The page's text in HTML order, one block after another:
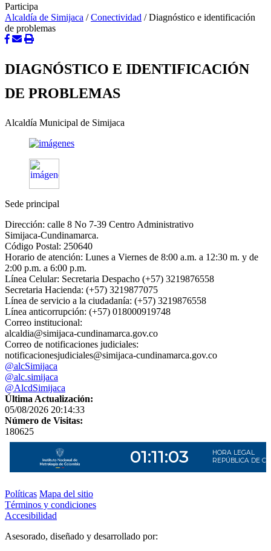
Participa
Alcaldía de Simijaca /Conectividad /Diagnóstico e identificación
de problemas
DIAGNÓSTICO E IDENTIFICACIÓN
DE PROBLEMAS
Alcaldía Municipal de Simijaca
Sede principal
Dirección: calle 8 No 7-39 Centro Administrativo
Simijaca-Cundinamarca.
Código Postal: 250640
Horario de atención: Lunes a Viernes de 8:00 a.m. a 12:30 m. y de
2:00 p.m. a 6:00 p.m.
Línea Celular: Secretaria Despacho (+57) 3219876558
Secretaria Hacienda: (+57) 3219877075
Línea de servicio a la ciudadanía: (+57) 3219876558
Línea anticorrupción: (+57) 018000919748
Correo institucional:
alcaldia@simijaca-cundinamarca.gov.co
Correo de notificaciones judiciales:
notificacionesjudiciales@simijaca-cundinamarca.gov.co
@alcSimijaca
@alc.simijaca
@AlcdSimijaca
Última Actualización:
05/08/2026 20:14:33
Número de Visitas:
180625
Políticas Mapa del sitio
Términos y condiciones
Accesibilidad
Asesorado, diseñado y desarrollado por: